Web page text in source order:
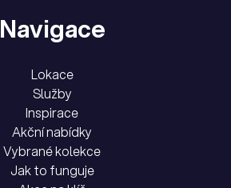
Navigace
Lokace
Služby
Inspirace
Akční nabídky
Vybrané kolekce
Jak to funguje